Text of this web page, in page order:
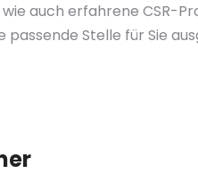
auch erfahrene CSR-
Stelle für Sie